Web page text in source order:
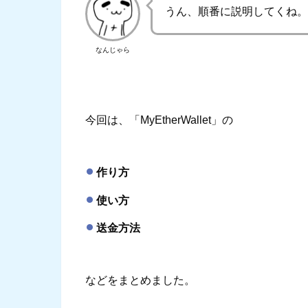
なんじゃら
うん、順番に説明してくね。
今回は、「MyEtherWallet」の
作り方
使い方
送金方法
などをまとめました。